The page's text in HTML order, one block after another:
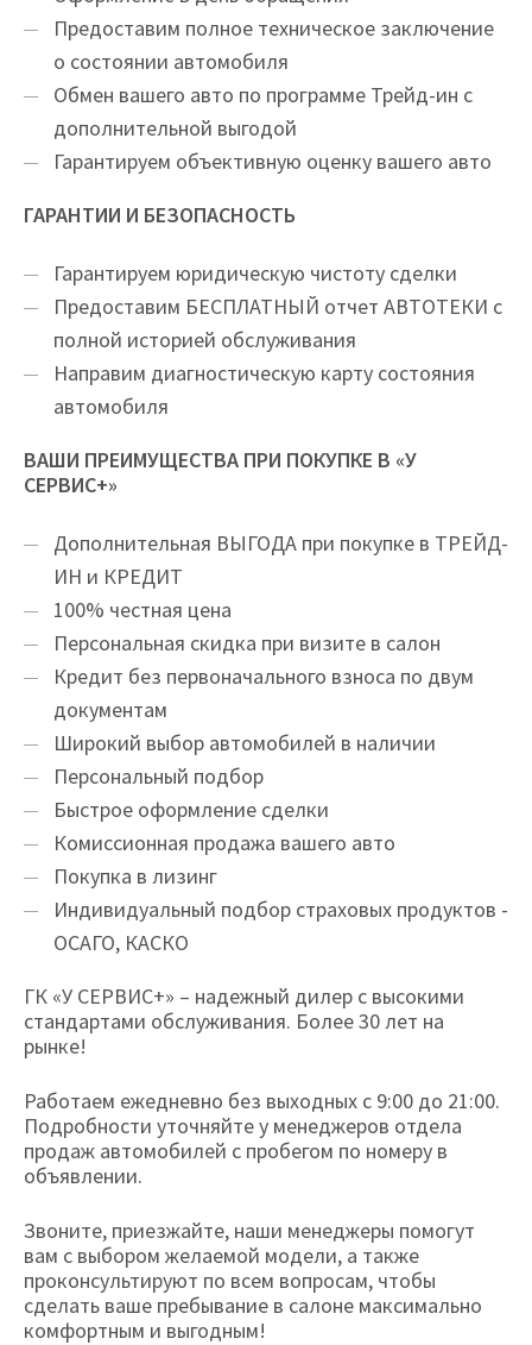
Предоставим полное техническое заключение
о состоянии автомобиля
Обмен вашего авто по программе Трейд-ин с
дополнительной выгодой
Гарантируем объективную оценку вашего авто
ГАРАНТИИ И БЕЗОПАСНОСТЬ
Гарантируем юридическую чистоту сделки
Предоставим БЕСПЛАТНЫЙ отчет АВТОТЕКИ с
полной историей обслуживания
Направим диагностическую карту состояния
автомобиля
ВАШИ ПРЕИМУЩЕСТВА ПРИ ПОКУПКЕ В «У
СЕРВИС+»
Дополнительная ВЫГОДА при покупке в ТРЕЙД-
ИН и КРЕДИТ
100% честная цена
Персональная скидка при визите в салон
Кредит без первоначального взноса по двум
документам
Широкий выбор автомобилей в наличии
Персональный подбор
Быстрое оформление сделки
Комиссионная продажа вашего авто
Покупка в лизинг
Индивидуальный подбор страховых продуктов -
ОСАГО, КАСКО
ГК «У СЕРВИС+» – надежный дилер с высокими
стандартами обслуживания. Более 30 лет на
рынке!
Работаем ежедневно без выходных с 9:00 до 21:00.
Подробности уточняйте у менеджеров отдела
продаж автомобилей с пробегом по номеру в
объявлении.
Звоните, приезжайте, наши менеджеры помогут
вам с выбором желаемой модели, а также
проконсультируют по всем вопросам, чтобы
сделать ваше пребывание в салоне максимально
комфортным и выгодным!